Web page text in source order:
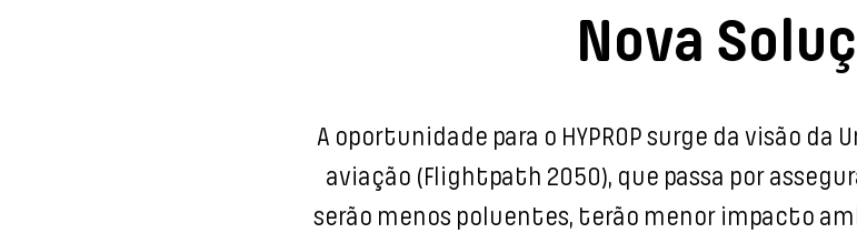
Nova
A oportunidade para o HYPROP surge da visão da
aviação (Flightpath 2050), que passa por
serão menos poluentes, terão menor impacto